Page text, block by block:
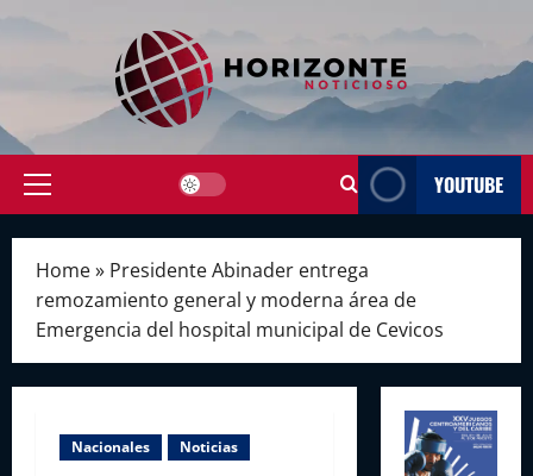
Primary
YOUTUBE
Home» Presidente Abinader entrega
remozamiento general y moderna área de
Emergencia del hospital municipal de Cevicos
Nacionales Noticias